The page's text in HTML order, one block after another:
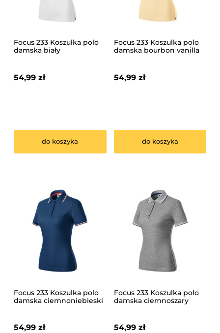
Focus 233 Koszulka polo
damska biały
54,99 zł
do koszyka
Focus 233 Koszulka polo
damska bourbon vanilla
54,99 zł
do koszyka
Focus 233 Koszulka polo
damska ciemnoniebieski
54,99 zł
Focus 233 Koszulka polo
damska ciemnoszary
54,99 zł